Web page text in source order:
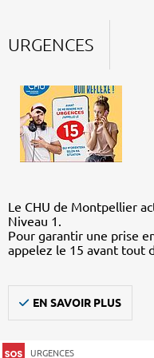
URGENCES
Le CHU de Montpellier
Niveau 1.
Pour garantir une prise
appelez le 15 avant tout
EN SAVOIR PLUS
URGENCES